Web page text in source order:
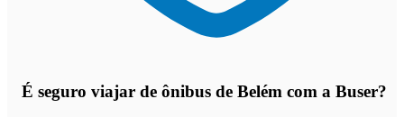
É seguro viajar de ônibus de Belém com a Buser?